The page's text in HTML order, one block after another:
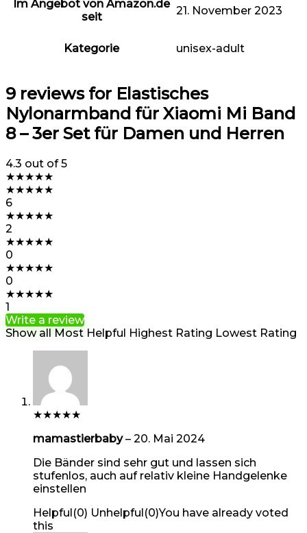
Im Angebot von Amazon.de
seit
21. November 2023
Kategorie unisex-adult
9 reviews for Elastisches
Nylonarmband für Xiaomi Mi Band
8 – 3er Set für Damen und Herren
4.3 out of 5
★★★★★
★★★★★
6
★★★★★
2
★★★★★
0
★★★★★
0
★★★★★
1
Write a review
Show all Most Helpful Highest Rating Lowest Rating
★★★★★
mamastierbaby– 20. Mai 2024
Die Bänder sind sehr gut und lassen sich
stufenlos, auch auf relativ kleine Handgelenke
einstellen
Helpful(0) Unhelpful(0)You have already voted
this